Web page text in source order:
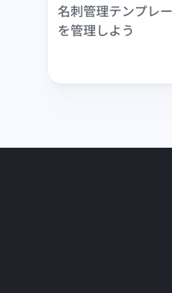
名刺管理テンプレ
を管理しよう